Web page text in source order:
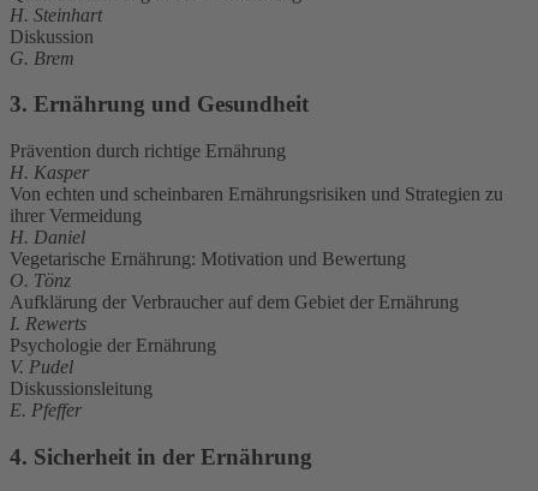
H. Steinhart
Diskussion
G. Brem
3. Ernährung und Gesundheit
Prävention durch richtige Ernährung
H. Kasper
Von echten und scheinbaren Ernährungsrisiken und Strategien zu
ihrer Vermeidung
H. Daniel
Vegetarische Ernährung: Motivation und Bewertung
O. Tönz
Aufklärung der Verbraucher auf dem Gebiet der Ernährung
I. Rewerts
Psychologie der Ernährung
V. Pudel
Diskussionsleitung
E. Pfeffer
4. Sicherheit in der Ernährung